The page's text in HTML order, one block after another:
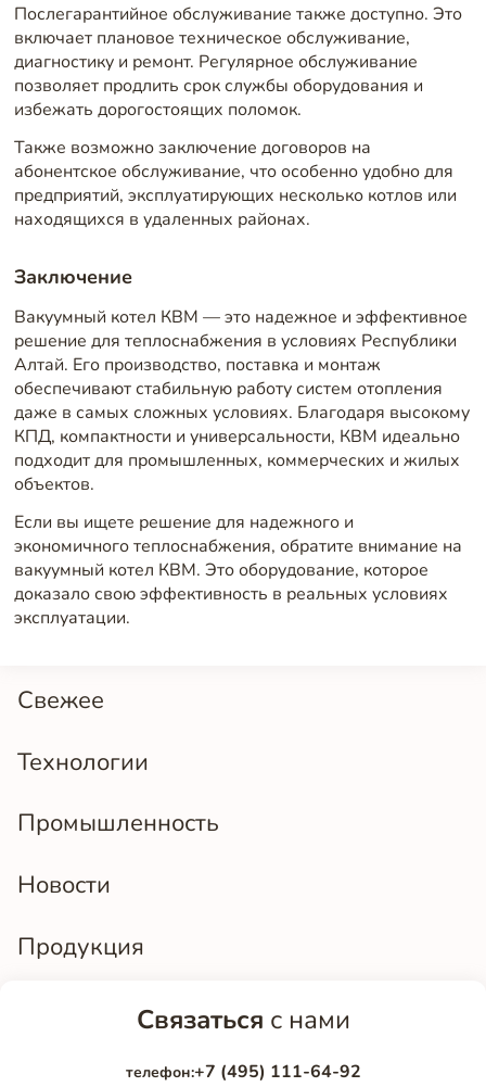
Свежее
Технологии
Промышленность
Новости
Продукция
Послегарантийное обслуживание также доступно. Это
включает плановое техническое обслуживание,
диагностику и ремонт. Регулярное обслуживание
позволяет продлить срок службы оборудования и
избежать дорогостоящих поломок.
Также возможно заключение договоров на
абонентское обслуживание, что особенно удобно для
предприятий, эксплуатирующих несколько котлов или
находящихся в удаленных районах.
Заключение
Вакуумный котел КВМ — это надежное и эффективное
решение для теплоснабжения в условиях Республики
Алтай. Его производство, поставка и монтаж
обеспечивают стабильную работу систем отопления
даже в самых сложных условиях. Благодаря высокому
КПД, компактности и универсальности, КВМ идеально
подходит для промышленных, коммерческих и жилых
объектов.
Если вы ищете решение для надежного и
экономичного теплоснабжения, обратите внимание на
вакуумный котел КВМ. Это оборудование, которое
доказало свою эффективность в реальных условиях
эксплуатации.
Связаться с нами
телефон:+7 (495) 111-64-92